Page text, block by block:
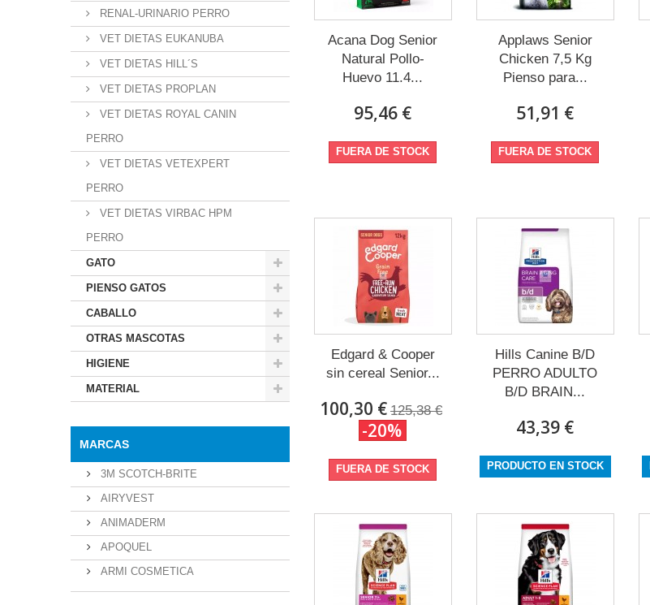
RENAL-URINARIO PERRO
VET DIETAS EUKANUBA
VET DIETAS HILL´S
VET DIETAS PROPLAN
VET DIETAS ROYAL CANIN
PERRO
VET DIETAS VETEXPERT
PERRO
VET DIETAS VIRBAC HPM
PERRO
GATO
PIENSO GATOS
CABALLO
OTRAS MASCOTAS
HIGIENE
MATERIAL
MARCAS
3M SCOTCH-BRITE
AIRYVEST
ANIMADERM
APOQUEL
ARMI COSMETICA
Acana Dog Senior
Natural Pollo-
Huevo 11.4...
95,46 €
FUERA DE STOCK
Applaws Senior
Chicken 7,5 Kg
Pienso para...
51,91 €
FUERA DE STOCK
Edgard & Cooper
sin cereal Senior...
100,30 € 125,38 €
-20%
FUERA DE STOCK
Hills Canine B/D
PERRO ADULTO
B/D BRAIN...
43,39 €
PRODUCTO EN STOCK